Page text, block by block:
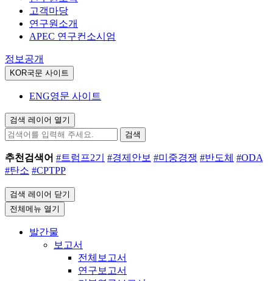
고객마당
연구원소개
APEC 연구컨소시엄
정보공개
KOR국문 사이트
ENG영문 사이트
검색 레이어 열기
검색
추천검색어 #트럼프2기 #경제안보 #미중경쟁 #반도체 #ODA
#탄소 #CPTPP
검색 레이어 닫기
전체메뉴 열기
발간물
보고서
전체보고서
연구보고서